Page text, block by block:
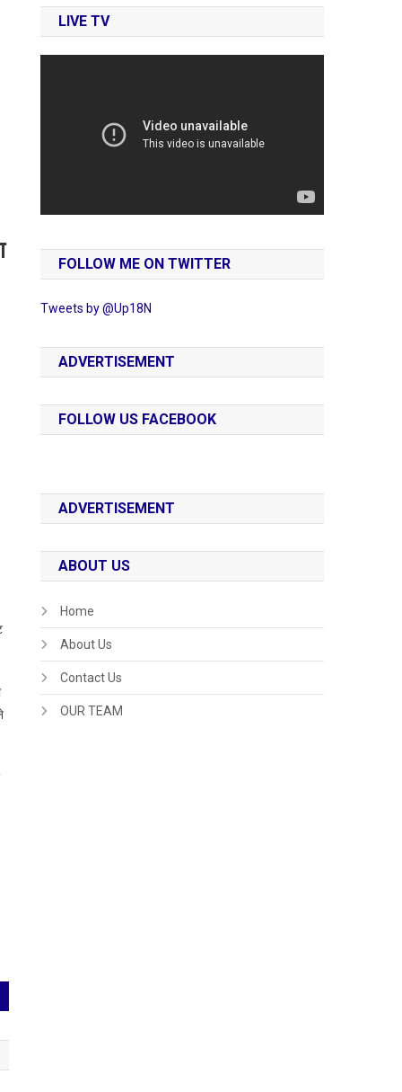
LIVE TV
FOLLOW ME ON TWITTER
Tweets by @Up18N
ADVERTISEMENT
FOLLOW US FACEBOOK
ADVERTISEMENT
ABOUT US
Home
About Us
Contact Us
OUR TEAM